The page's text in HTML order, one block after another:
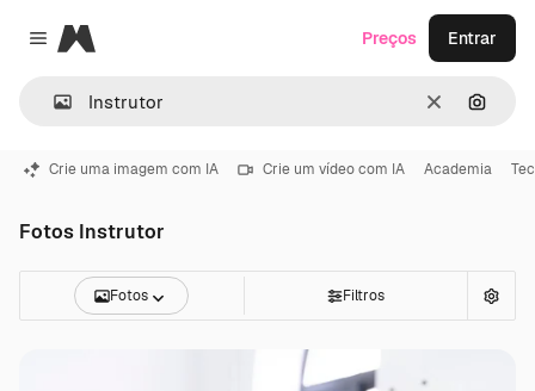
Close menu
Magnific
Limpar
Preços Entrar
Crie uma imagem com IA Crie um vídeo com IA Academia
Fotos Instrutor
Fotos Filtros